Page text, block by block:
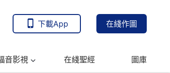
下載App 在綫作圖
音影視 在綫聖經 圖庫